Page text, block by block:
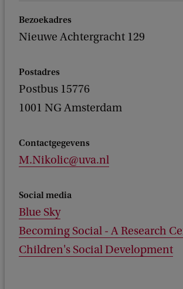
Bezoekadres
Nieuwe Achtergracht 129
Postadres
Postbus 15776
1001 NG Amsterdam
Contactgegevens
M.Nikolic@uva.nl
Social media
Blue Sky
Becoming Social - A Research
Children's Social Development